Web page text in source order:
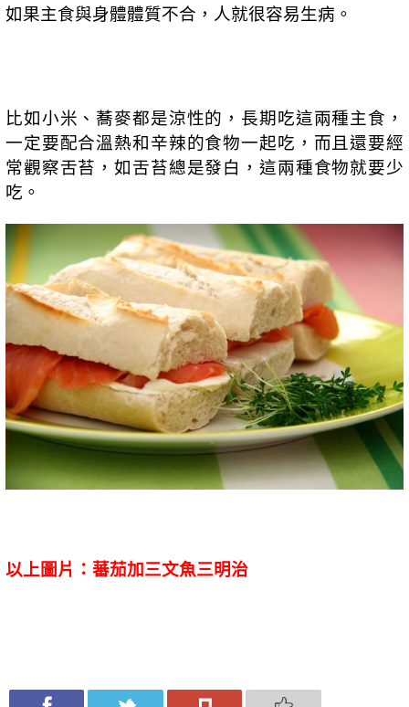
如果主食與身體體質不合，人就很容易生病。
比如小米、蕎麥都是涼性的，長期吃這兩種主食，
一定要配合溫熱和辛辣的食物一起吃，而且還要經
常觀察舌苔，如舌苔總是發白，這兩種食物就要少
吃。
以上圖片：蕃茄加三文魚三明治